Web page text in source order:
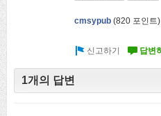
cmsypub (820 포인트)
1개의 답변